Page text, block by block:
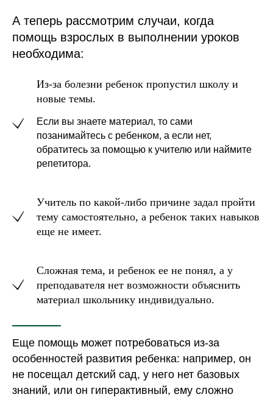
А теперь рассмотрим случаи, когда
помощь взрослых в выполнении уроков
необходима:
Из-за болезни ребенок пропустил школу и
новые темы.
Если вы знаете материал, то сами
позанимайтесь с ребенком, а если нет,
обратитесь за помощью к учителю или наймите
репетитора.
Учитель по какой-либо причине задал пройти
тему самостоятельно, а ребенок таких навыков
еще не имеет.
Сложная тема, и ребенок ее не понял, а у
преподавателя нет возможности объяснить
материал школьнику индивидуально.
Еще помощь может потребоваться из-за
особенностей развития ребенка: например, он
не посещал детский сад, у него нет базовых
знаний, или он гиперактивный, ему сложно